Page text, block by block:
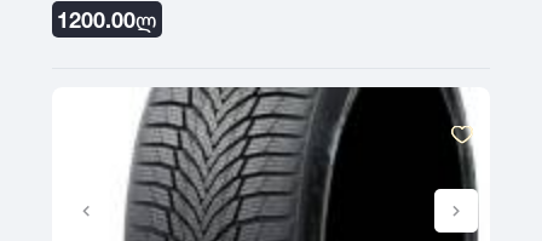
1200.00ლ